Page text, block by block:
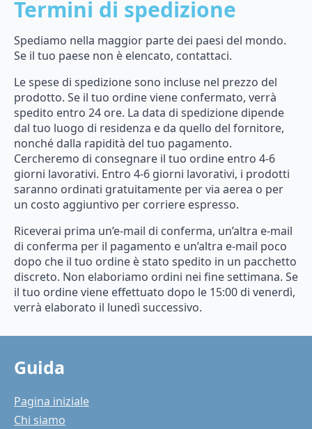
Termini di spedizione
Spediamo nella maggior parte dei paesi del mondo.
Se il tuo paese non è elencato, contattaci.
Le spese di spedizione sono incluse nel prezzo del
prodotto. Se il tuo ordine viene confermato, verrà
spedito entro 24 ore. La data di spedizione dipende
dal tuo luogo di residenza e da quello del fornitore,
nonché dalla rapidità del tuo pagamento.
Cercheremo di consegnare il tuo ordine entro 4-6
giorni lavorativi. Entro 4-6 giorni lavorativi, i prodotti
saranno ordinati gratuitamente per via aerea o per
un costo aggiuntivo per corriere espresso.
Riceverai prima un’e-mail di conferma, un’altra e-mail
di conferma per il pagamento e un’altra e-mail poco
dopo che il tuo ordine è stato spedito in un pacchetto
discreto. Non elaboriamo ordini nei fine settimana. Se
il tuo ordine viene effettuato dopo le 15:00 di venerdì,
verrà elaborato il lunedì successivo.
Guida
Pagina iniziale
Chi siamo